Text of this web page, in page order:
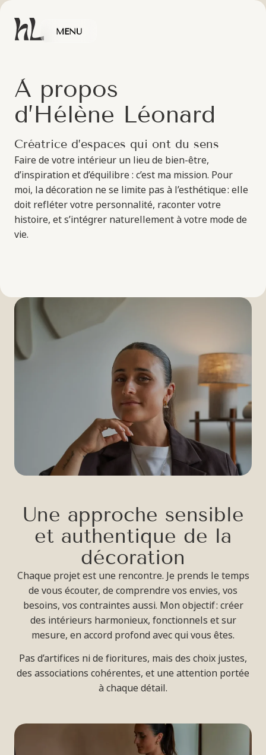
MENU
Savoir-faire
Les espaces
Journal
Contact
À propos
d’Hélène Léonard
Créatrice d’espaces qui ont du sens
Faire de votre intérieur un lieu de bien-être,
d’inspiration et d’équilibre : c’est ma mission. Pour
moi, la décoration ne se limite pas à l’esthétique : elle
doit refléter votre personnalité, raconter votre
histoire, et s’intégrer naturellement à votre mode de
vie.
Une approche sensible
et authentique de la
décoration
Chaque projet est une rencontre. Je prends le temps
de vous écouter, de comprendre vos envies, vos
besoins, vos contraintes aussi. Mon objectif : créer
des intérieurs harmonieux, fonctionnels et sur
mesure, en accord profond avec qui vous êtes.
Pas d’artifices ni de fioritures, mais des choix justes,
des associations cohérentes, et une attention portée
à chaque détail.